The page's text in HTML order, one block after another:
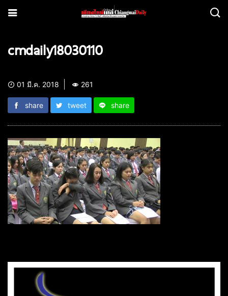
cmdaily18030110
01 มี.ค. 2018 261
share tweet share